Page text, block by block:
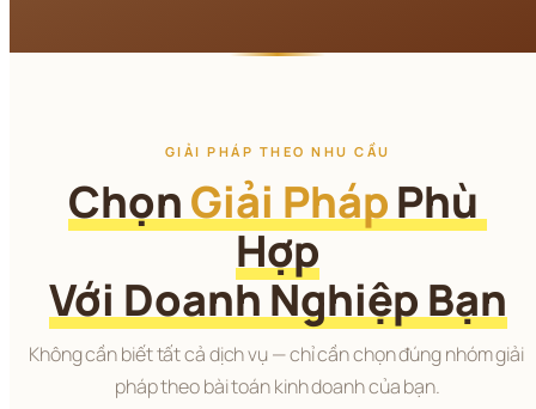
GIẢI PHÁP THEO NHU CẦU
Chọn Giải Pháp Phù
Hợp
Với Doanh Nghiệp Bạn
Không cần biết tất cả dịch vụ — chỉ cần chọn đúng nhóm giải
pháp theo bài toán kinh doanh của bạn.